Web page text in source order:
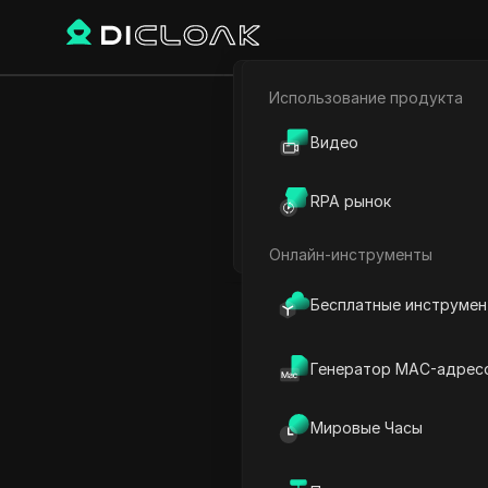
Электронная коммерция
Использование продукта
Видео
RPA рынок
Онлайн-инструменты
Бесплатные
Генератор MAC-
Мировые Часы
Используйте